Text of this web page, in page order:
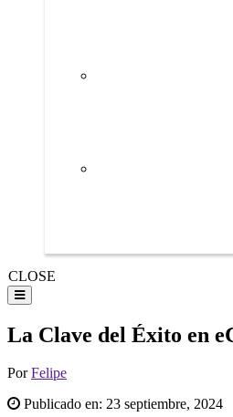
CLOSE
La Clave del Éxito en
PorFelipe
Publicado en: 23 septiembre, 2024